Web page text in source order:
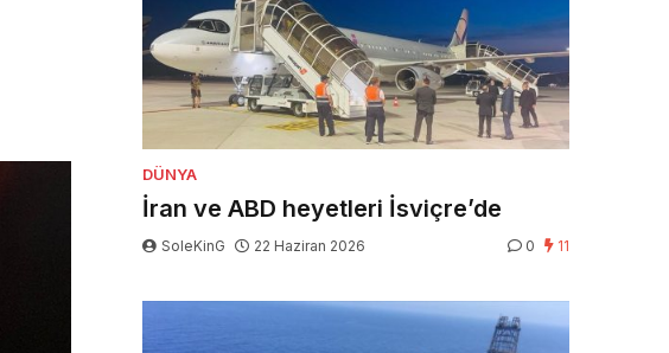
DÜNYA
İran ve ABD heyetleri İsviçre’de
SoleKinG 22 Haziran 2026 0 11